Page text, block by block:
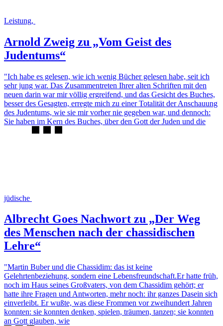
Leistung,
Arnold Zweig zu „Vom Geist des
Judentums“
"Ich habe es gelesen, wie ich wenig Bücher gelesen habe, seit ich
sehr jung war. Das Zusammentreten Ihrer alten Schriften mit den
neuen darin war mir völlig ergreifend, und das Gesicht des Buches,
besser des Gesagten, erregte mich zu einer Totalität der Anschauung
des Judentums, wie sie mir vorher nie gegeben war, und dennoch:
Sie haben im Kern des Buches, über den Gott der Juden und die
jüdische
Albrecht Goes Nachwort zu „Der Weg
des Menschen nach der chassidischen
Lehre“
"Martin Buber und die Chassidim: das ist keine
Gelehrtenbeziehung, sondern eine Lebensfreundschaft.Er hatte früh,
noch im Haus seines Großvaters, von dem Chassidim gehört; er
hatte ihre Fragen und Antworten, mehr noch: ihr ganzes Dasein sich
einverleibt. Er wußte, was diese Frommen vor zweihundert Jahren
konnten: sie konnten denken, spielen, träumen, tanzen; sie konnten
an Gott glauben, wie